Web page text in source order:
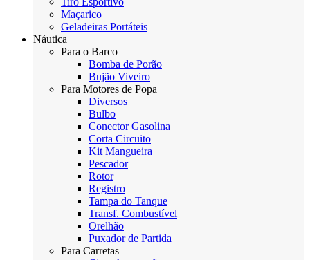
Maçarico
Geladeiras Portáteis
Náutica
Para o Barco
Bomba de Porão
Bujão Viveiro
Para Motores de Popa
Diversos
Bulbo
Conector Gasolina
Corta Circuito
Kit Mangueira
Pescador
Rotor
Registro
Tampa do Tanque
Transf. Combustível
Orelhão
Puxador de Partida
Para Carretas